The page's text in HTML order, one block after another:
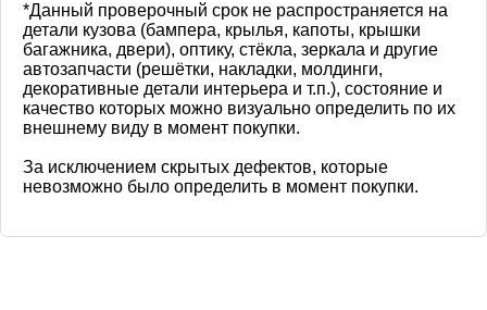
*Данный проверочный срок не распространяется на
детали кузова (бампера, крылья, капоты, крышки
багажника, двери), оптику, стёкла, зеркала и другие
автозапчасти (решётки, накладки, молдинги,
декоративные детали интерьера и т.п.), состояние и
качество которых можно визуально определить по их
внешнему виду в момент покупки.
За исключением скрытых дефектов, которые
невозможно было определить в момент покупки.